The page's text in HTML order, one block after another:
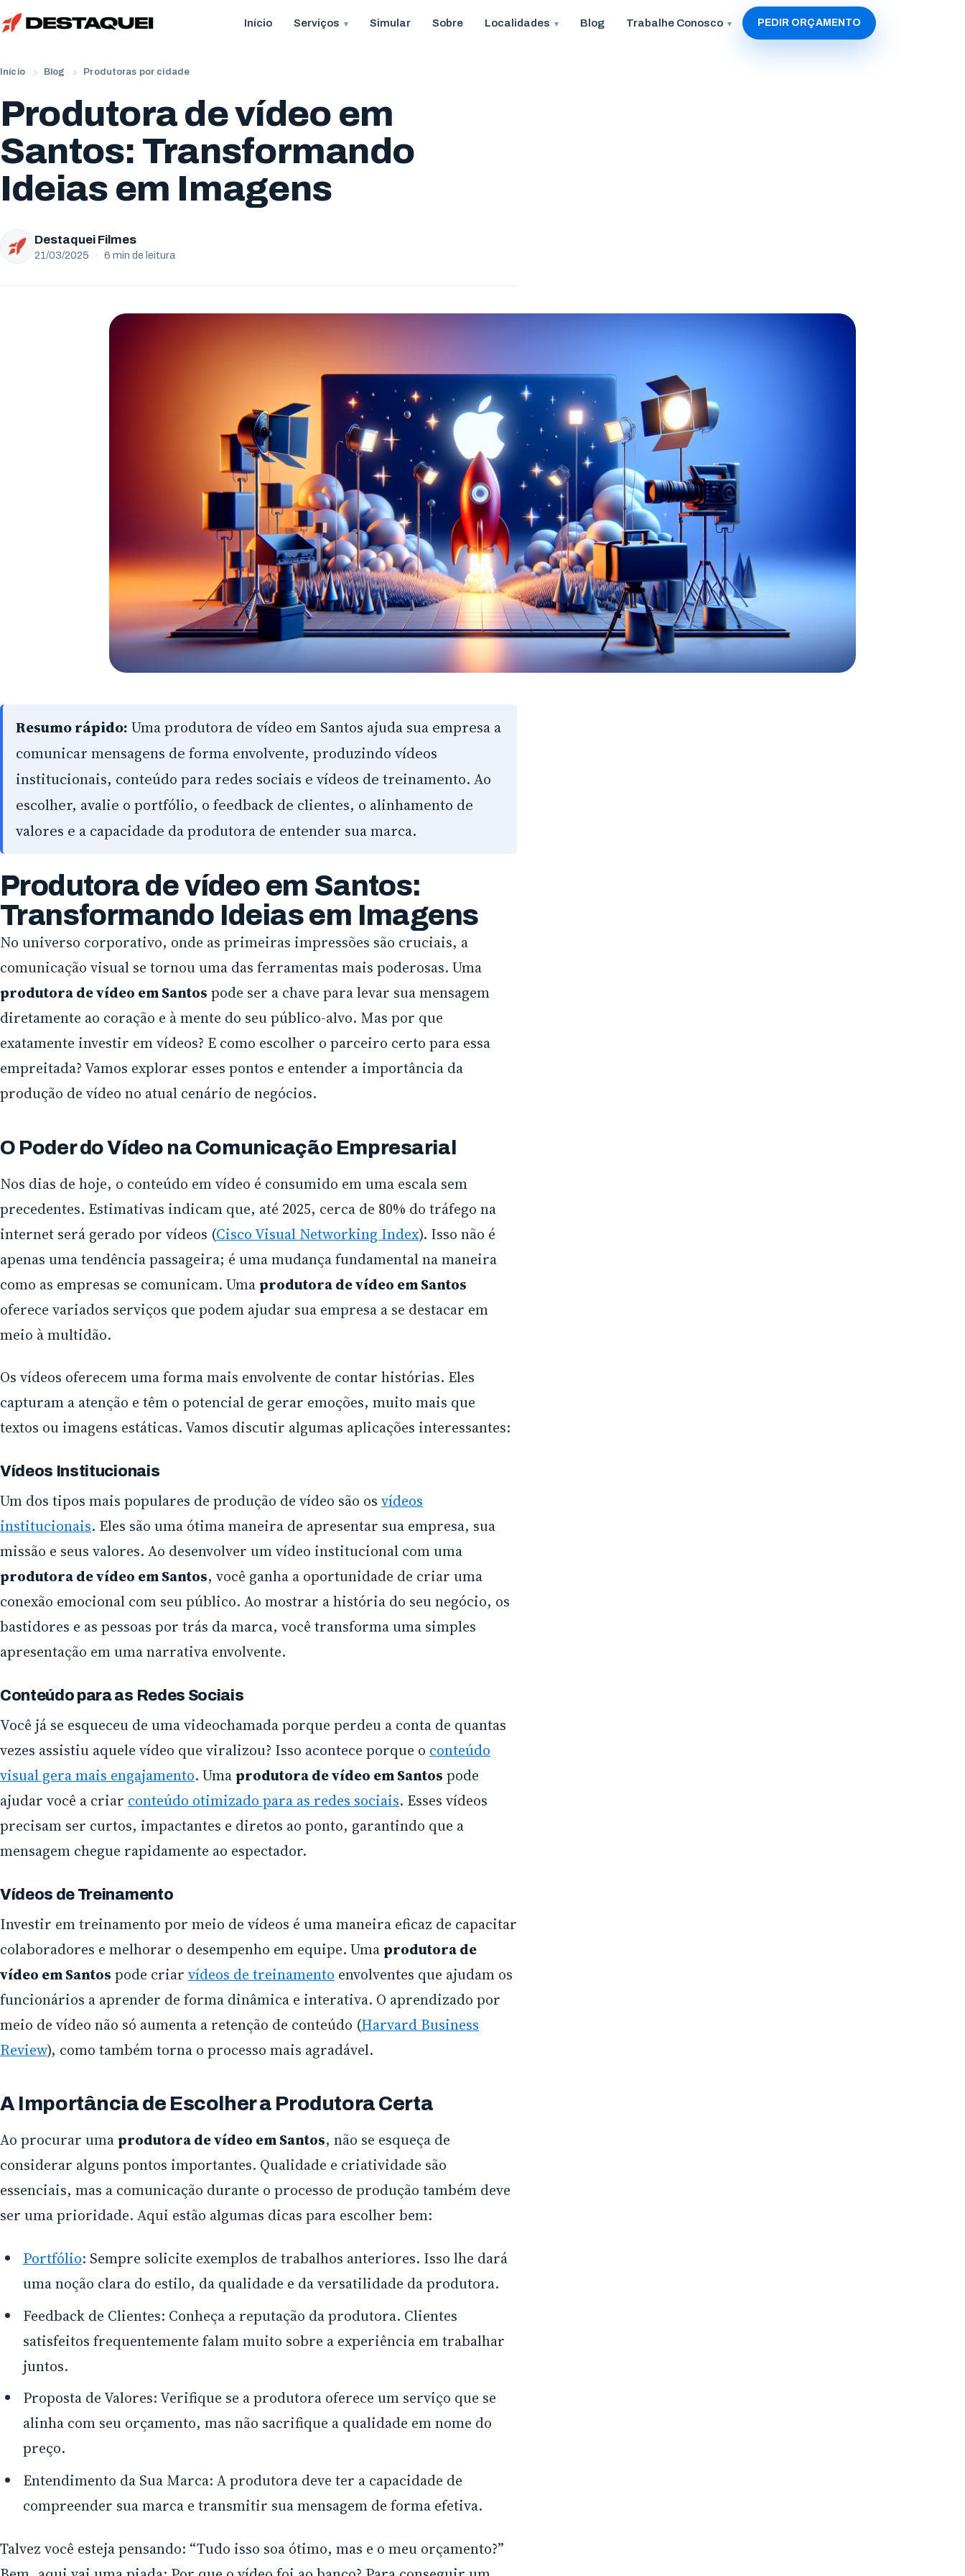
Início Serviços Simular Sobre Localidades Blog Trabalhe Conosco PEDIR ORÇAMENTO
Início Blog Produtoras por cidade
Produtora de vídeo em
Santos: Transformando
Ideias em Imagens
Destaquei Filmes
21/03/2025 · 6 min de leitura
Resumo rápido: Uma produtora de vídeo em Santos ajuda sua empresa a
comunicar mensagens de forma envolvente, produzindo vídeos
institucionais, conteúdo para redes sociais e vídeos de treinamento. Ao
escolher, avalie o portfólio, o feedback de clientes, o alinhamento de
valores e a capacidade da produtora de entender sua marca.
Produtora de vídeo em Santos:
Transformando Ideias em Imagens
No universo corporativo, onde as primeiras impressões são cruciais, a
comunicação visual se tornou uma das ferramentas mais poderosas. Uma
produtora de vídeo em Santos pode ser a chave para levar sua mensagem
diretamente ao coração e à mente do seu público-alvo. Mas por que
exatamente investir em vídeos? E como escolher o parceiro certo para essa
empreitada? Vamos explorar esses pontos e entender a importância da
produção de vídeo no atual cenário de negócios.
O Poder do Vídeo na Comunicação Empresarial
Nos dias de hoje, o conteúdo em vídeo é consumido em uma escala sem
precedentes. Estimativas indicam que, até 2025, cerca de 80% do tráfego na
internet será gerado por vídeos (Cisco Visual Networking Index). Isso não é
apenas uma tendência passageira; é uma mudança fundamental na maneira
como as empresas se comunicam. Uma produtora de vídeo em Santos
oferece variados serviços que podem ajudar sua empresa a se destacar em
meio à multidão.
Os vídeos oferecem uma forma mais envolvente de contar histórias. Eles
capturam a atenção e têm o potencial de gerar emoções, muito mais que
textos ou imagens estáticas. Vamos discutir algumas aplicações interessantes:
Vídeos Institucionais
Um dos tipos mais populares de produção de vídeo são os vídeos
institucionais. Eles são uma ótima maneira de apresentar sua empresa, sua
missão e seus valores. Ao desenvolver um vídeo institucional com uma
produtora de vídeo em Santos, você ganha a oportunidade de criar uma
conexão emocional com seu público. Ao mostrar a história do seu negócio, os
bastidores e as pessoas por trás da marca, você transforma uma simples
apresentação em uma narrativa envolvente.
Conteúdo para as Redes Sociais
Você já se esqueceu de uma videochamada porque perdeu a conta de quantas
vezes assistiu aquele vídeo que viralizou? Isso acontece porque o conteúdo
visual gera mais engajamento. Uma produtora de vídeo em Santos pode
ajudar você a criar conteúdo otimizado para as redes sociais. Esses vídeos
precisam ser curtos, impactantes e diretos ao ponto, garantindo que a
mensagem chegue rapidamente ao espectador.
Vídeos de Treinamento
Investir em treinamento por meio de vídeos é uma maneira eficaz de capacitar
colaboradores e melhorar o desempenho em equipe. Uma produtora de
vídeo em Santos pode criar vídeos de treinamento envolventes que ajudam os
funcionários a aprender de forma dinâmica e interativa. O aprendizado por
meio de vídeo não só aumenta a retenção de conteúdo (Harvard Business
Review), como também torna o processo mais agradável.
A Importância de Escolher a Produtora Certa
Ao procurar uma produtora de vídeo em Santos, não se esqueça de
considerar alguns pontos importantes. Qualidade e criatividade são
essenciais, mas a comunicação durante o processo de produção também deve
ser uma prioridade. Aqui estão algumas dicas para escolher bem:
Portfólio: Sempre solicite exemplos de trabalhos anteriores. Isso lhe dará
uma noção clara do estilo, da qualidade e da versatilidade da produtora.
Feedback de Clientes: Conheça a reputação da produtora. Clientes
satisfeitos frequentemente falam muito sobre a experiência em trabalhar
juntos.
Proposta de Valores: Verifique se a produtora oferece um serviço que se
alinha com seu orçamento, mas não sacrifique a qualidade em nome do
preço.
Entendimento da Sua Marca: A produtora deve ter a capacidade de
compreender sua marca e transmitir sua mensagem de forma efetiva.
Talvez você esteja pensando: “Tudo isso soa ótimo, mas e o meu orçamento?”